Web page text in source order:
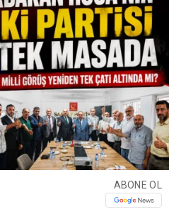
ABONE OL